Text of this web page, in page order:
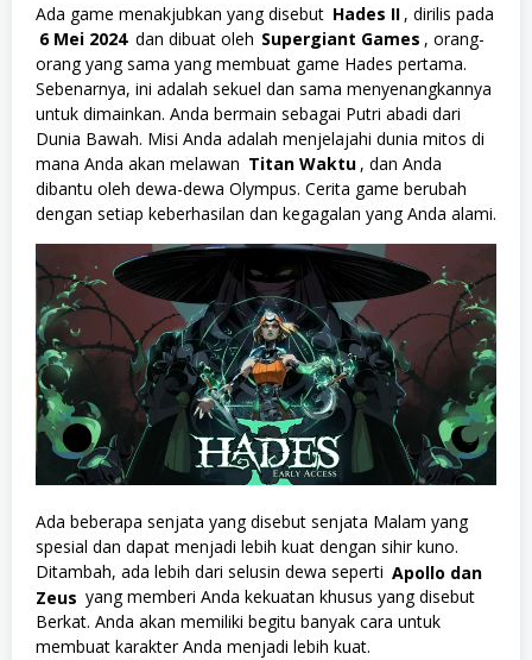
Ada game menakjubkan yang disebut Hades II , dirilis pada
6 Mei 2024 dan dibuat oleh Supergiant Games , orang-
orang yang sama yang membuat game Hades pertama.
Sebenarnya, ini adalah sekuel dan sama menyenangkannya
untuk dimainkan. Anda bermain sebagai Putri abadi dari
Dunia Bawah. Misi Anda adalah menjelajahi dunia mitos di
mana Anda akan melawan Titan Waktu , dan Anda
dibantu oleh dewa-dewa Olympus. Cerita game berubah
dengan setiap keberhasilan dan kegagalan yang Anda alami.
Ada beberapa senjata yang disebut senjata Malam yang
spesial dan dapat menjadi lebih kuat dengan sihir kuno.
Ditambah, ada lebih dari selusin dewa seperti Apollo dan
Zeus yang memberi Anda kekuatan khusus yang disebut
Berkat. Anda akan memiliki begitu banyak cara untuk
membuat karakter Anda menjadi lebih kuat.